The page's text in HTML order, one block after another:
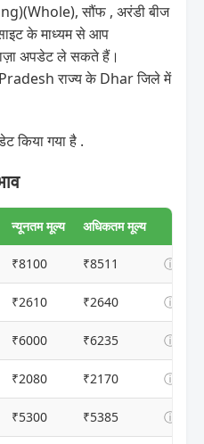
सौंफ , अरंडी बीज
के माध्यम से आप
अपडेट ले सकते हैं।
राज्य के Dhar जिले में
किया गया है .
न्यूनतम मूल्य अधिकतम मूल्य
₹8100 ₹8511 ⓘ
₹2610 ₹2640 ⓘ
₹6000 ₹6235 ⓘ
₹2080 ₹2170 ⓘ
₹5300 ₹5385 ⓘ